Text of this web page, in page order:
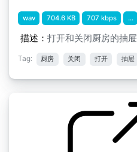
wav 704.6 KB 707 kbps ...
描述： 打开和关闭厨房的抽屉
Tag: 厨房 关闭 打开 抽屉